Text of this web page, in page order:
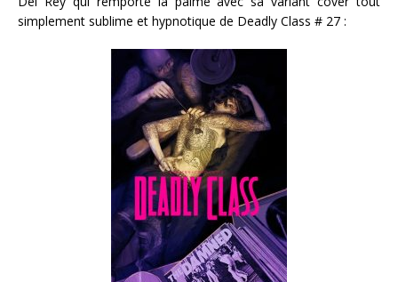
simplement sublime et hypnotique de Deadly Class # 27 :